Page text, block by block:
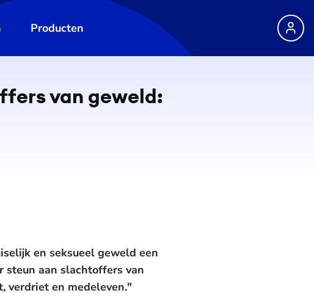
Producten
van geweld:
en seksueel geweld een
steun aan slachtoffers van
verdriet en medeleven."